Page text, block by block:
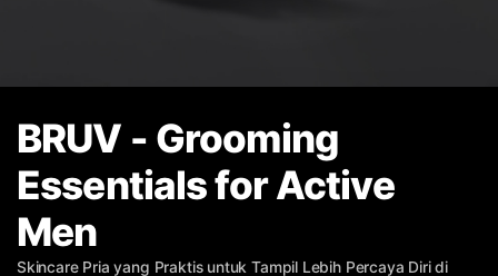
BRUV - Grooming
Essentials for Active
Men
Skincare Pria yang Praktis untuk Tampil Lebih Percaya Diri di